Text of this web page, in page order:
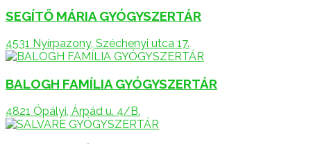
SEGÍTŐ MÁRIA GYÓGYSZERTÁR
4531 Nyírpazony, Széchenyi utca 17.
BALOGH FAMÍLIA GYÓGYSZERTÁR
4821 Ópályi, Árpád u. 4/B.